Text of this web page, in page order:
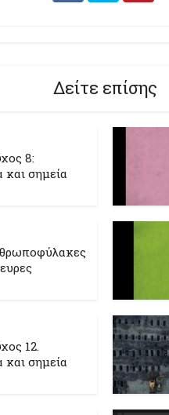
Δείτε επίσης
8:
και σημεία
12.
και σημεία